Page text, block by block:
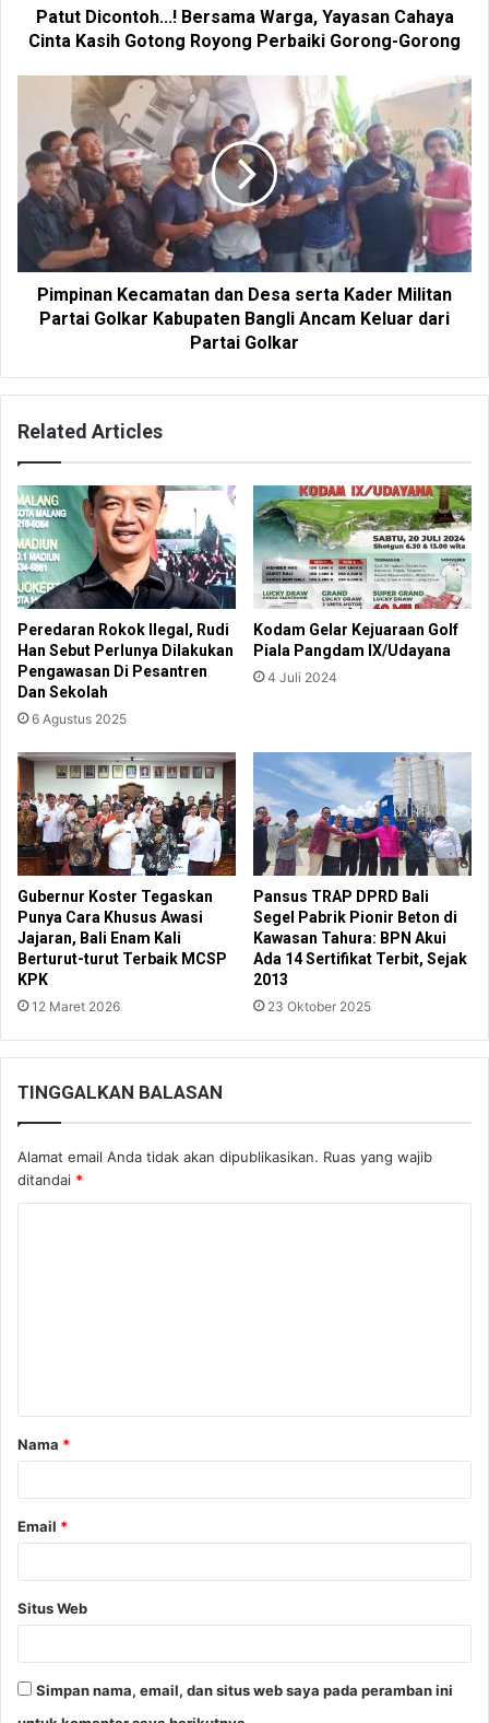
Patut Dicontoh...! Bersama Warga, Yayasan Cahaya
Cinta Kasih Gotong Royong Perbaiki Gorong-Gorong
Pimpinan Kecamatan dan Desa serta Kader Militan
Partai Golkar Kabupaten Bangli Ancam Keluar dari
Partai Golkar
Related Articles
Peredaran Rokok Ilegal, Rudi
Han Sebut Perlunya Dilakukan
Pengawasan Di Pesantren
Dan Sekolah
6 Agustus 2025
Kodam Gelar Kejuaraan Golf
Piala Pangdam IX/Udayana
4 Juli 2024
Gubernur Koster Tegaskan
Punya Cara Khusus Awasi
Jajaran, Bali Enam Kali
Berturut-turut Terbaik MCSP
KPK
12 Maret 2026
Pansus TRAP DPRD Bali
Segel Pabrik Pionir Beton di
Kawasan Tahura: BPN Akui
Ada 14 Sertifikat Terbit, Sejak
2013
23 Oktober 2025
TINGGALKAN BALASAN
Alamat email Anda tidak akan dipublikasikan. Ruas yang wajib
ditandai *
a
r
Nama *
Email *
Situs Web
Simpan nama, email, dan situs web saya pada peramban ini